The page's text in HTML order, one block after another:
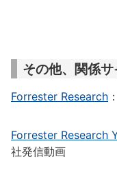
その他、関係サ
Forrester Research
Forrester Research
社発信動画